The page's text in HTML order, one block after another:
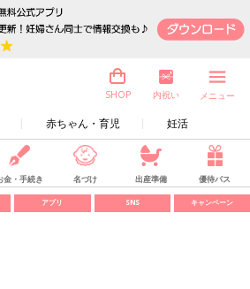
赤ちゃん・育児 妊活
SHOP 内祝い メニュー
金・手続き 名づけ 出産準備 優待パス
アプリ SNS キャンペーン